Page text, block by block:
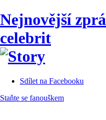
Nejnovější
celebrit
Sdílet na Facebooku
Staňte se fanouškem